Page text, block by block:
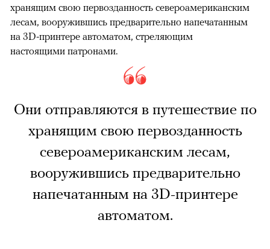
хранящим свою первозданность североамериканским
лесам, вооружившись предварительно напечатанным
на 3D-принтере автоматом, стреляющим
настоящими патронами.
Они отправляются в путешествие по
хранящим свою первозданность
североамериканским лесам,
вооружившись предварительно
напечатанным на 3D-принтере
автоматом.